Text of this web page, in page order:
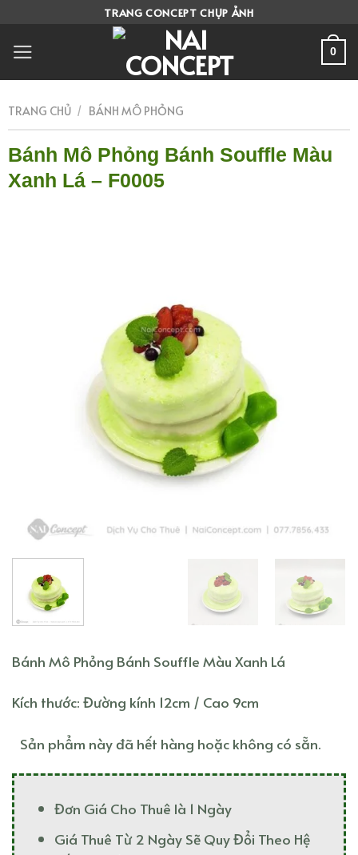
content
TRANG CONCEPT CHỤP ẢNH
0
TRANG CHỦ / BÁNH MÔ PHỎNG
Bánh Mô Phỏng Bánh Souffle Màu
Xanh Lá – F0005
Bánh Mô Phỏng Bánh Souffle Màu Xanh Lá
Kích thước: Đường kính 12cm / Cao 9cm
Sản phẩm này đã hết hàng hoặc không có sẵn.
Đơn Giá Cho Thuê là 1 Ngày
Giá Thuê Từ 2 Ngày Sẽ Quy Đổi Theo Hệ